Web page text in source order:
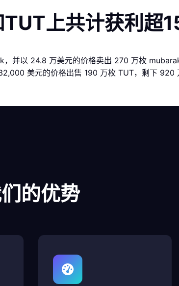
上共计获利超
并以 24.8 万美元的价格卖出 270 万枚
美元的价格出售 190 万枚 TUT，剩下
的优势